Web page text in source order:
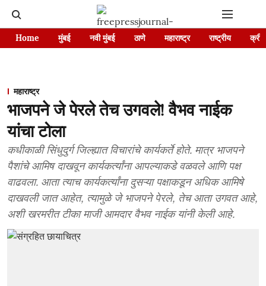
Home मुंबई नवी मुंबई ठाणे महाराष्ट्र राष्ट्रीय
महाराष्ट्र
भाजपने जे पेरले तेच उगवले! वैभव नाईक
यांचा टोला
कधीकाळी सिंधुदुर्ग जिल्ह्यात विचारांचे कार्यकर्ते होते. मात्र भाजपने
पैशांचे आमिष दाखवून कार्यकर्त्यांना आपल्याकडे वळवले आणि पक्ष
वाढवला. आता त्याच कार्यकर्त्यांना दुसऱ्या पक्षाकडून अधिक आमिषे
दाखवली जात आहेत, त्यामुळे जे भाजपने पेरले, तेच आता उगवत आहे,
अशी खरमरीत टीका माजी आमदार वैभव नाईक यांनी केली आहे.